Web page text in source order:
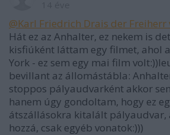
@Karl Friedrich Drais der
Hát ez az Anhalter, ez nekem is
kisfiúként láttam egy filmet, ahol
York - ez sem egy mai film
bevillant az állomástábla:
stoppos pályaudvarként akkor
hanem úgy gondoltam, hogy ez
átszállásokra kitalált pályaudvar,
hozzá, csak egyéb vonatok:)))